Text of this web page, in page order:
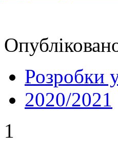
Розробки
2020/2021
1